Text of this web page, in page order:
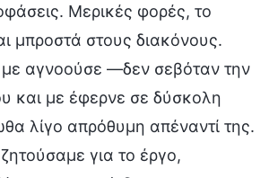
Μερικές φορές, το
μπροστά στους διακόνους.
αγνοούσε —δεν σεβόταν την
και με έφερνε σε δύσκολη
λίγο απρόθυμη απέναντί της.
για το έργο,